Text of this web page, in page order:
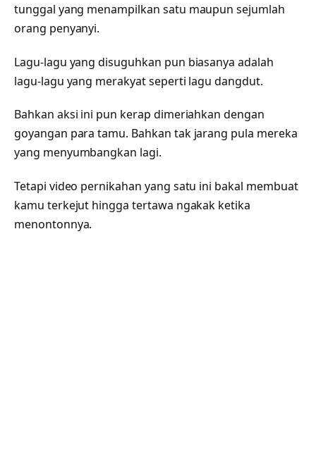
tunggal yang menampilkan satu maupun sejumlah
orang penyanyi.
Lagu-lagu yang disuguhkan pun biasanya adalah
lagu-lagu yang merakyat seperti lagu dangdut.
Bahkan aksi ini pun kerap dimeriahkan dengan
goyangan para tamu. Bahkan tak jarang pula mereka
yang menyumbangkan lagi.
Tetapi video pernikahan yang satu ini bakal membuat
kamu terkejut hingga tertawa ngakak ketika
menontonnya.